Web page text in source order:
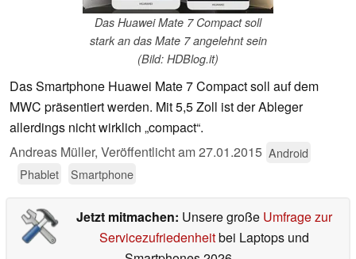
Das Huawei Mate 7 Compact soll
stark an das Mate 7 angelehnt sein
(Bild: HDBlog.it)
Das Smartphone Huawei Mate 7 Compact soll auf dem
MWC präsentiert werden. Mit 5,5 Zoll ist der Ableger
allerdings nicht wirklich „compact“.
Andreas Müller, Veröffentlicht am27.01.2015 Android
Phablet
Smartphone
Jetzt mitmachen: Unsere große Umfrage zur
Servicezufriedenheitbei Laptops und